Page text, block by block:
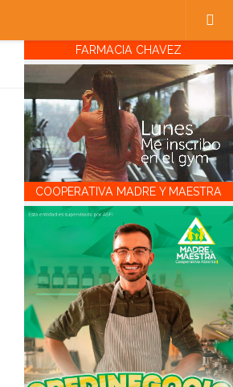
FARMACIA CHAVEZ
COOPERATIVA MADRE Y MAESTRA